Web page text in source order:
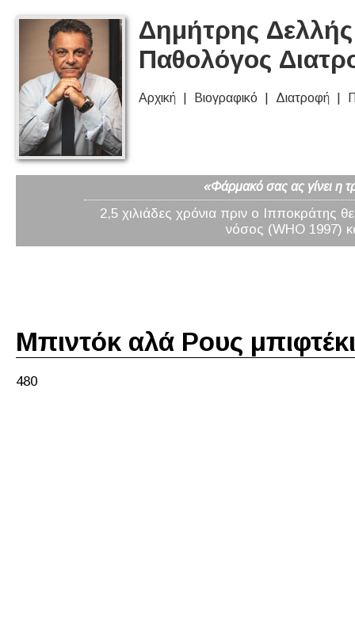
Δημήτρης
Παθολόγος
Αρχική Βιογραφικό Διατροφή
«Φάρμακό σας ας γίνει η
2,5 χιλιάδες χρόνια πριν ο Ιπποκράτης
νόσος (WHO 1997)
Μπιντόκ αλά Ρους
480